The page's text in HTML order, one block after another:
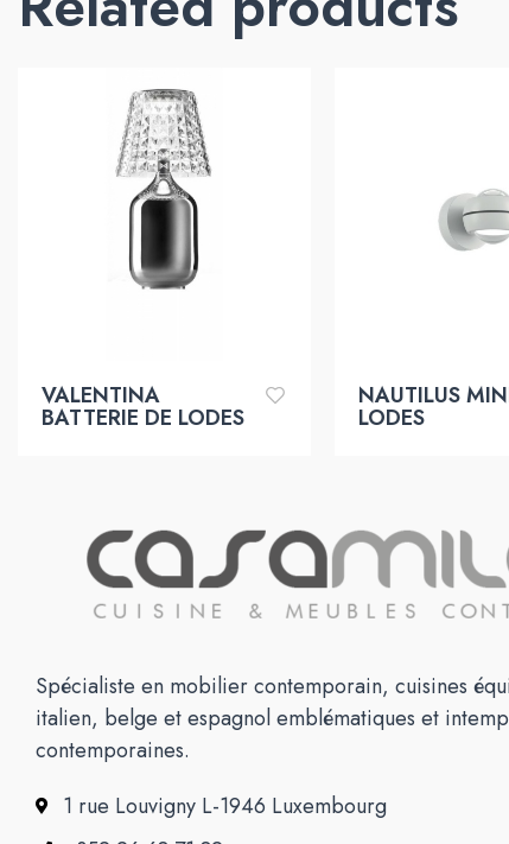
VALENTINA
BATTERIE DE LODES
NAUTILUS
LODES
Spécialiste en mobilier contemporain, cuisines
italien, belge et espagnol emblématiques et
contemporaines.
1 rue Louvigny L-1946 Luxembourg